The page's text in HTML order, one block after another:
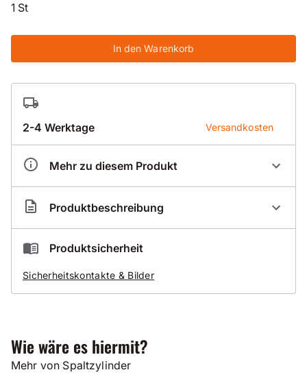
1 St
In den Warenkorb
2-4 Werktage Versandkosten
Mehr zu diesem Produkt
Artikelnummer DA400002
Produktbeschreibung
Produktsicherheit
Sicherheitskontakte & Bilder
Wie wäre es hiermit?
Mehr von Spaltzylinder